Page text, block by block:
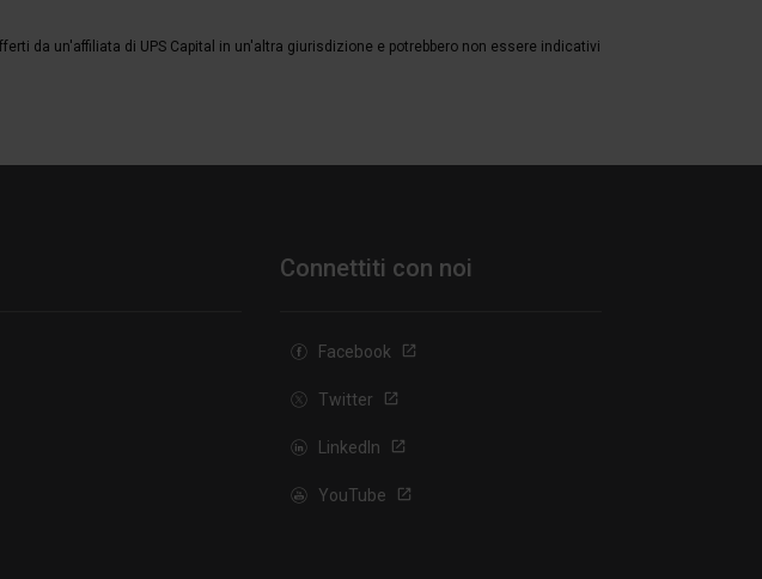
da un'affiliata di UPS Capital in un'altra giurisdizione e potrebbero non essere indicativi
Connettiti con noi
Facebook
Twitter
LinkedIn
YouTube